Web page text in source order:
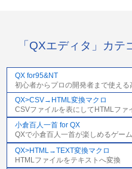
「QXエディタ」カ
QX for95&NT
初心者からプロの開発者まで使え
QX>CSV→HTML変換マクロ
CSVファイルを表にしてHTMLファ
小倉百人一首 for QX
QXで小倉百人一首が楽しめるゲー
QX>HTML→TEXT変換マクロ
HTMLファイルをテキストへ変換